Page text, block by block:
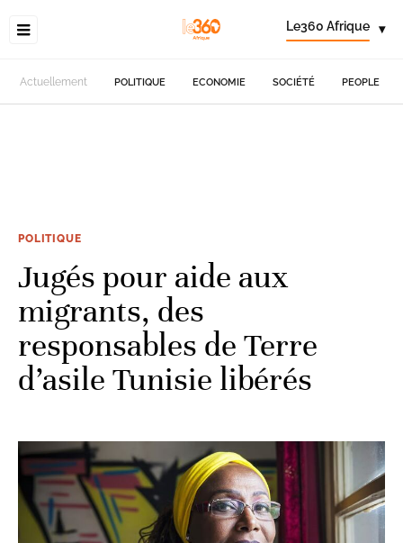
Le360 Afrique ▾
Actuellement POLITIQUE ECONOMIE SOCIÉTÉ PEOPLE
POLITIQUE
Jugés pour aide aux
migrants, des
responsables de Terre
d’asile Tunisie libérés